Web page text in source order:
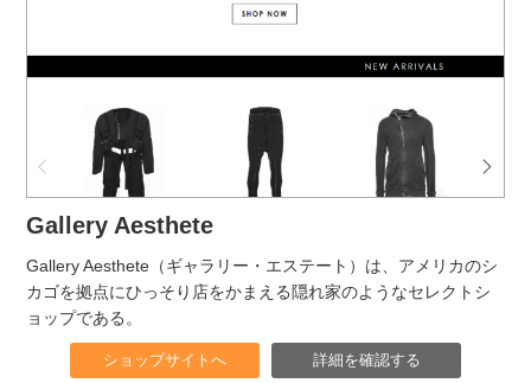
Gallery Aesthete
Gallery Aesthete（ギャラリー・エステート）は、アメリカのシ
カゴを拠点にひっそり店をかまえる隠れ家のようなセレクトシ
ョップである。
ショップサイトへ 詳細を確認する